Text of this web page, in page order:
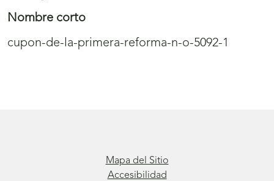
Nombre corto
cupon-de-la-primera-reforma-n-o-5092-1
Mapa del Sitio
Accesibilidad